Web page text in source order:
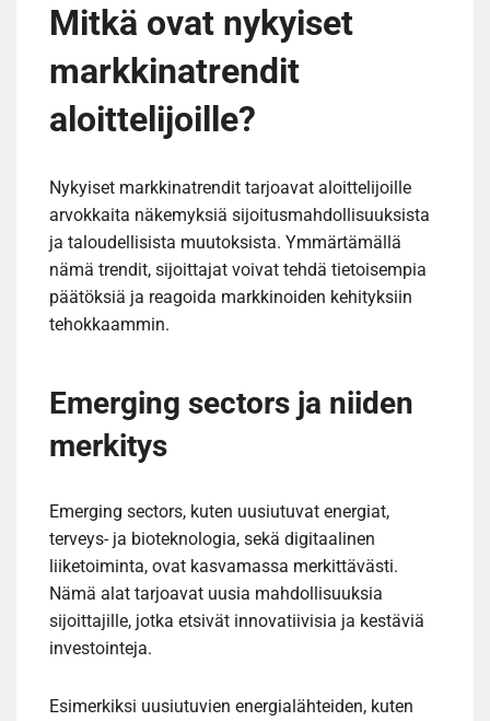
Mitkä ovat nykyiset
markkinatrendit
aloittelijoille?
Nykyiset markkinatrendit tarjoavat aloittelijoille
arvokkaita näkemyksiä sijoitusmahdollisuuksista
ja taloudellisista muutoksista. Ymmärtämällä
nämä trendit, sijoittajat voivat tehdä tietoisempia
päätöksiä ja reagoida markkinoiden kehityksiin
tehokkaammin.
Emerging sectors ja niiden
merkitys
Emerging sectors, kuten uusiutuvat energiat,
terveys- ja bioteknologia, sekä digitaalinen
liiketoiminta, ovat kasvamassa merkittävästi.
Nämä alat tarjoavat uusia mahdollisuuksia
sijoittajille, jotka etsivät innovatiivisia ja kestäviä
investointeja.
Esimerkiksi uusiutuvien energialähteiden, kuten